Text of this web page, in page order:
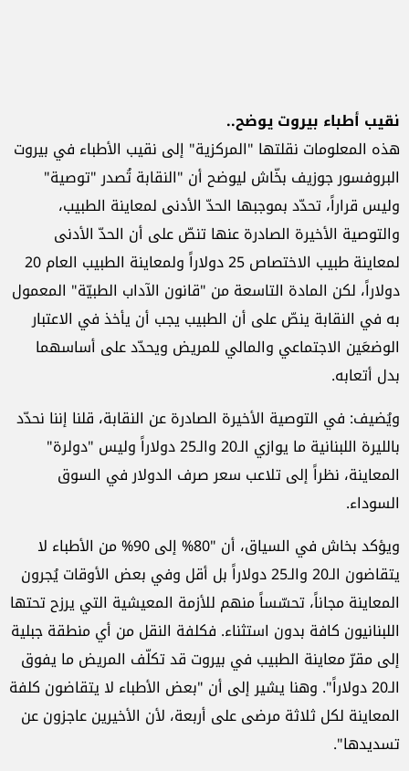
نقيب أطباء بيروت يوضح..
هذه المعلومات نقلتها "المركزية" إلى نقيب الأطباء في بيروت
البروفسور جوزيف بخّاش ليوضح أن "النقابة تُصدر "توصية"
وليس قراراً، تحدّد بموجبها الحدّ الأدنى لمعاينة الطبيب،
والتوصية الأخيرة الصادرة عنها تنصّ على أن الحدّ الأدنى
لمعاينة طبيب الاختصاص 25 دولاراً ولمعاينة الطبيب العام 20
دولاراً، لكن المادة التاسعة من "قانون الآداب الطبيّة" المعمول
به في النقابة ينصّ على أن الطبيب يجب أن يأخذ في الاعتبار
الوضعَين الاجتماعي والمالي للمريض ويحدّد على أساسهما
بدل أتعابه.
ويُضيف: في التوصية الأخيرة الصادرة عن النقابة، قلنا إننا نحدّد
بالليرة اللبنانية ما يوازي الـ20 والـ25 دولاراً وليس "دولرة"
المعاينة، نظراً إلى تلاعب سعر صرف الدولار في السوق
السوداء.
ويؤكد بخاش في السياق، أن "80% إلى 90% من الأطباء لا
يتقاضون الـ20 والـ25 دولاراً بل أقل وفي بعض الأوقات يُجرون
المعاينة مجاناً، تحسّساً منهم للأزمة المعيشية التي يرزح تحتها
اللبنانيون كافة بدون استثناء. فكلفة النقل من أي منطقة جبلية
إلى مقرّ معاينة الطبيب في بيروت قد تكلّف المريض ما يفوق
الـ20 دولاراً". وهنا يشير إلى أن "بعض الأطباء لا يتقاضون كلفة
المعاينة لكل ثلاثة مرضى على أربعة، لأن الأخيرين عاجزون عن
تسديدها".